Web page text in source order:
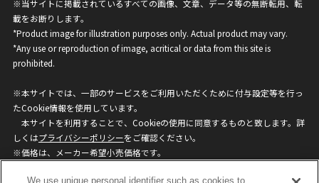
※当サイトに掲載されているすべての画像、文章、データ等の無断転用、転
載をお断りします。
*Product image for illustration purposes only. Actual product may vary.
*Any use or reproduction of image, acritical or data from this site is
prohibited.
※本サイトでは、一部のサービスをご利用いただくために付与設定等を行っ
たCookie情報を使用しています。
本サイトを利用することで、Cookieの使用に同意するものと致します。詳
しくはプライバシーポリシーをご確認ください。
※価格は、メーカー希望小売価格です。
We use unique personal identifier such as cookies to